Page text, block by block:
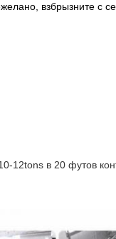
взбрызните с
12tons в 20 футов